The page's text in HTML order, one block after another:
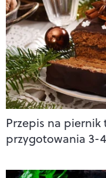
Przepis na
przygotowania 3-